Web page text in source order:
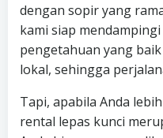
dengan sopir yang
kami siap
pengetahuan yang
lokal, sehingga
Tapi, apabila Anda
rental lepas kunci